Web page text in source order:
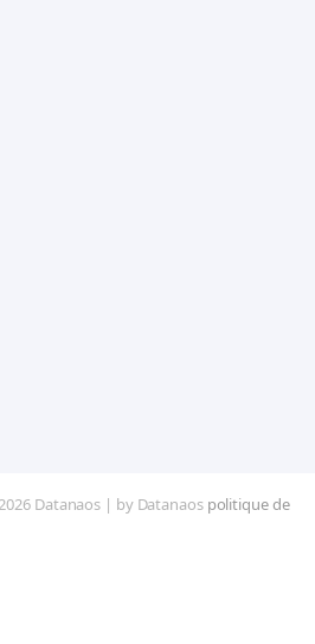
Datanaos | by Datanaos politique de